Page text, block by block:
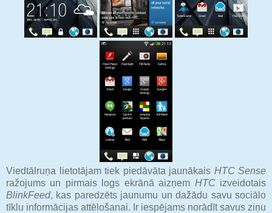
Viedtālruņa lietotājam tiek piedāvāta jaunākais HTC Sense
ražojums un pirmais logs ekrānā aizņem HTC izveidotais
BlinkFeed, kas paredzēts jaunumu un dažādu savu sociālo
tīklu informācijas attēlošanai. Ir iespējams norādīt savus ziņu